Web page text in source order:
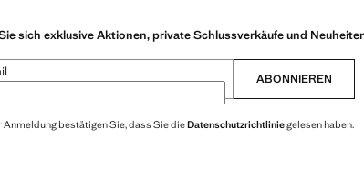
sich exklusive Aktionen, private Schlussverkäufe und
ABONNIEREN
Anmeldung bestätigen Sie, dass Sie dieDatenschutzrichtliniegelesen haben.